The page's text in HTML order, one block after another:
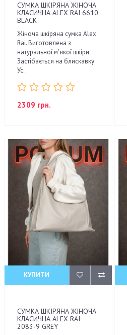
СУМКА ШКІРЯНА ЖІНОЧА
КЛАСИЧНА ALEX RAI 6610
BLACK
Жіноча шкіряна сумка Alex
Rai. Виготовлена з
натуральної м'якої шкіри.
Застібається на блискавку.
Ус..
2309 грн.
КУПИТИ
СУМКА ШКІРЯНА ЖІНОЧА
КЛАСИЧНА ALEX RAI
2083-9 GREY